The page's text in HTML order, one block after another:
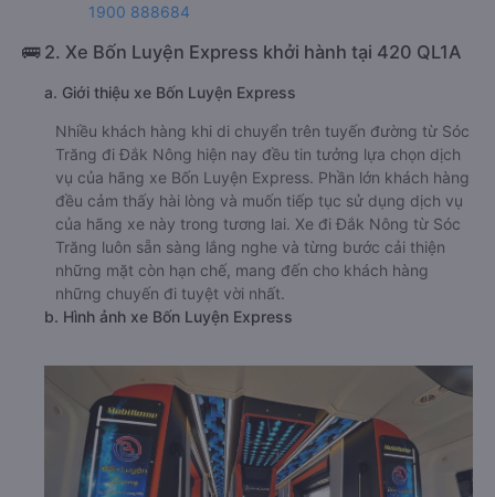
1900 888684
🚌 2. Xe Bốn Luyện Express khởi hành tại 420 QL1A
a. Giới thiệu xe Bốn Luyện Express
Nhiều khách hàng khi di chuyển trên tuyến đường từ Sóc
Trăng đi Đắk Nông hiện nay đều tin tưởng lựa chọn dịch
vụ của hãng xe Bốn Luyện Express. Phần lớn khách hàng
đều cảm thấy hài lòng và muốn tiếp tục sử dụng dịch vụ
của hãng xe này trong tương lai. Xe đi Đắk Nông từ Sóc
Trăng luôn sẵn sàng lắng nghe và từng bước cải thiện
những mặt còn hạn chế, mang đến cho khách hàng
những chuyến đi tuyệt vời nhất.
b. Hình ảnh xe Bốn Luyện Express